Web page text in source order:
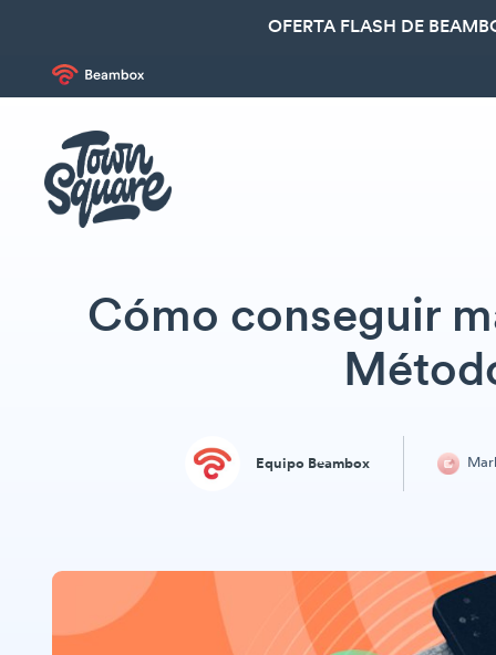
OFERTA FLASH DE
Cómo conseguir
Equipo Beambox